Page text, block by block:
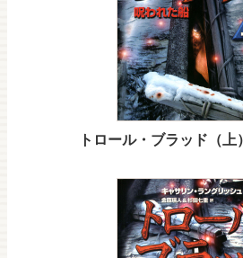
トロール・ブラッド（